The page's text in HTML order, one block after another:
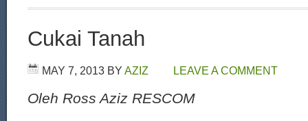
Cukai Tanah
MAY 7, 2013 BY AZIZ LEAVE A COMMENT
Oleh Ross Aziz RESCOM